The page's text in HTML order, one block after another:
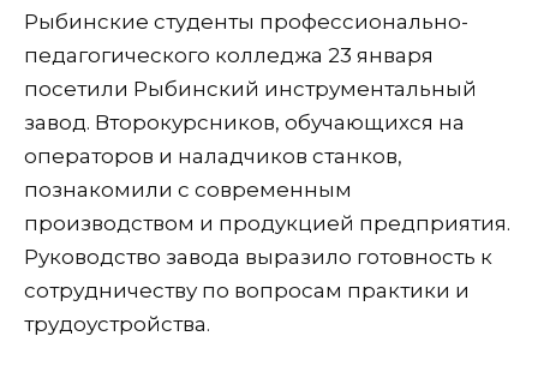
Рыбинские студенты профессионально-
педагогического колледжа 23 января
посетили Рыбинский инструментальный
завод. Второкурсников, обучающихся на
операторов и наладчиков станков,
познакомили с современным
производством и продукцией предприятия.
Руководство завода выразило готовность к
сотрудничеству по вопросам практики и
трудоустройства.